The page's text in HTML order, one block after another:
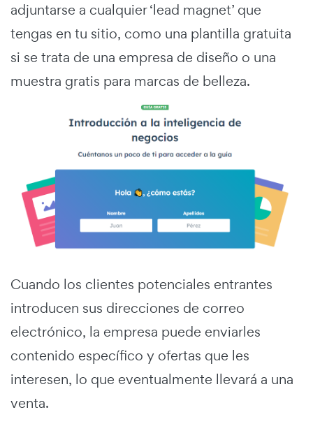
adjuntarse a cualquier ‘lead magnet’ que
tengas en tu sitio, como una plantilla gratuita
si se trata de una empresa de diseño o una
muestra gratis para marcas de belleza.
Cuando los clientes potenciales entrantes
introducen sus direcciones de correo
electrónico, la empresa puede enviarles
contenido específico y ofertas que les
interesen, lo que eventualmente llevará a una
venta.